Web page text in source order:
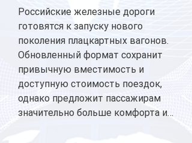
Российские железные дороги
готовятся к запуску нового
поколения плацкартных вагонов.
Обновленный формат сохранит
привычную вместимость и
доступную стоимость поездок,
однако предложит пассажирам
значительно больше комфорта и